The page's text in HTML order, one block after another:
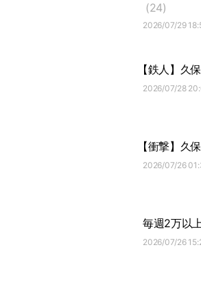
(24)
2026/07/29
【鉄人】久
2026/07/28
【衝撃】久
2026/07/26
毎週2万以
2026/07/26